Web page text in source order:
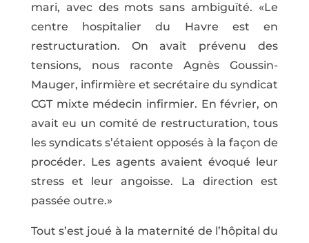
mari, avec des mots sans ambiguïté. «Le
centre hospitalier du Havre est en
restructuration. On avait prévenu des
tensions, nous raconte Agnès Goussin-
Mauger, infirmière et secrétaire du syndicat
CGT mixte médecin infirmier. En février, on
avait eu un comité de restructuration, tous
les syndicats s’étaient opposés à la façon de
procéder. Les agents avaient évoqué leur
stress et leur angoisse. La direction est
passée outre.»
Tout s’est joué à la maternité de l’hôpital du